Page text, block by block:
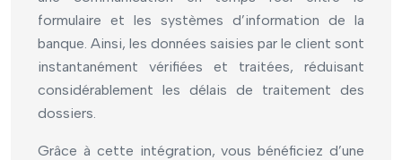
formulaire et les systèmes d’information de la
banque. Ainsi, les données saisies par le client sont
instantanément vérifiées et traitées, réduisant
considérablement les délais de traitement des
dossiers.
Grâce à cette intégration, vous bénéficiez d’une